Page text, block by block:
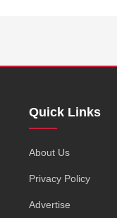
Quick Links
About Us
Privacy Policy
Advertise